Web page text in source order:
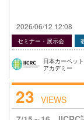
2026/06/12 12:08
セミナー・展示会
日本カーペッ
アカデミー
23 VIEWS